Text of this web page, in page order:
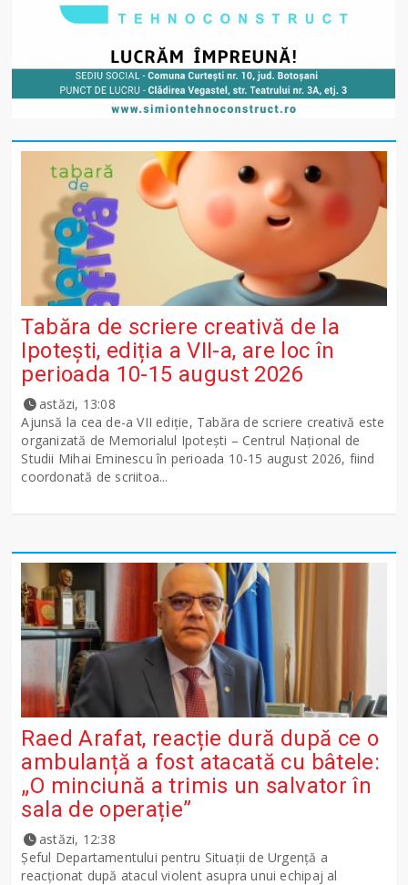
Tabăra de scriere creativă de la
Ipotești, ediția a VII-a, are loc în
perioada 10-15 august 2026
astăzi, 13:08
Ajunsă la cea de-a VII ediție, Tabăra de scriere creativă este
organizată de Memorialul Ipotești – Centrul Național de
Studii Mihai Eminescu în perioada 10-15 august 2026, fiind
coordonată de scriitoa...
Raed Arafat, reacție dură după ce o
ambulanță a fost atacată cu bâtele:
„O minciună a trimis un salvator în
sala de operație”
astăzi, 12:38
Șeful Departamentului pentru Situații de Urgență a
reacționat după atacul violent asupra unui echipaj al